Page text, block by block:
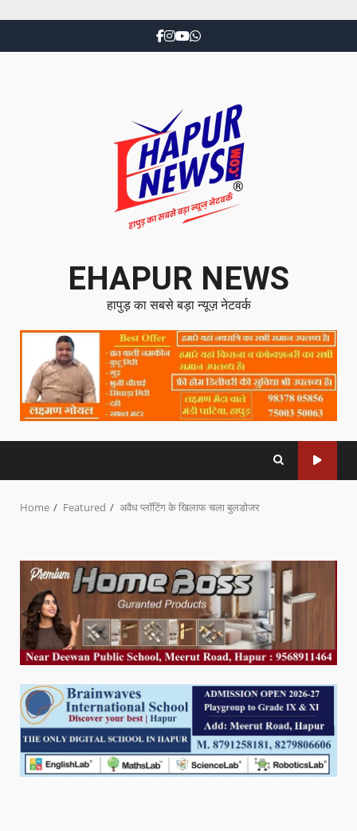
EHAPUR NEWS
हापुड़ का सबसे बड़ा न्यूज़ नेटवर्क
Home Featured अवैध प्लॉटिंग के खिलाफ चला बुलडोजर